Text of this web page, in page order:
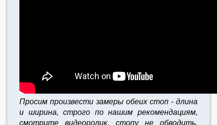
Просим произвести замеры обеих стоп - длина
и ширина, строго по нашим рекомендациям,
смотрите видеоролик, стопу не обводить,